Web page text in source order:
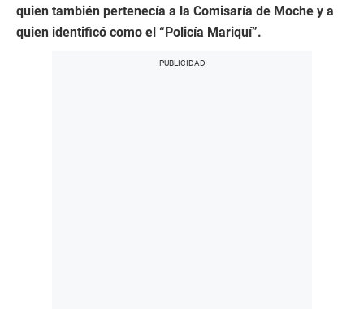
quien también pertenecía a la Comisaría de Moche y a
quien identificó como el “Policía Mariquí”.